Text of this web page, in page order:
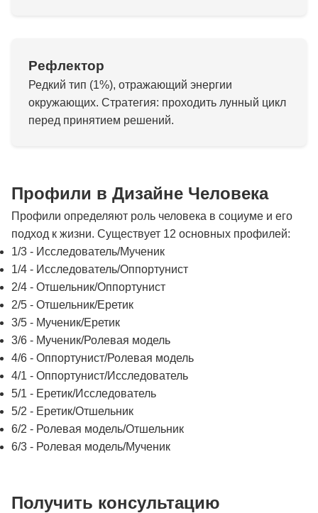
Рефлектор
Редкий тип (1%), отражающий энергии
окружающих. Стратегия: проходить лунный цикл
перед принятием решений.
Профили в Дизайне Человека
Профили определяют роль человека в социуме и его
подход к жизни. Существует 12 основных профилей:
1/3 - Исследователь/Мученик
1/4 - Исследователь/Оппортунист
2/4 - Отшельник/Оппортунист
2/5 - Отшельник/Еретик
3/5 - Мученик/Еретик
3/6 - Мученик/Ролевая модель
4/6 - Оппортунист/Ролевая модель
4/1 - Оппортунист/Исследователь
5/1 - Еретик/Исследователь
5/2 - Еретик/Отшельник
6/2 - Ролевая модель/Отшельник
6/3 - Ролевая модель/Мученик
Получить консультацию